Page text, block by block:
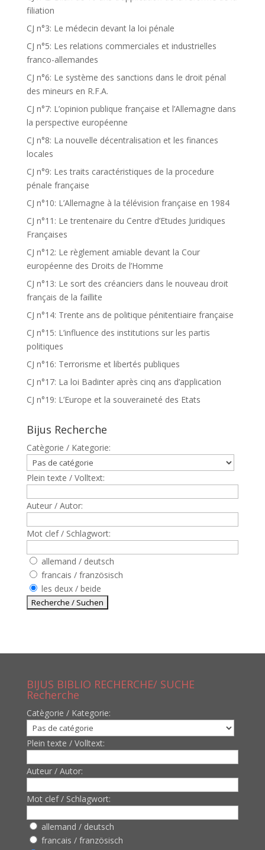
filiation
CJ n°3: Le médecin devant la loi pénale
CJ n°5: Les relations commerciales et industrielles
franco-allemandes
CJ n°6: Le système des sanctions dans le droit pénal
des mineurs en R.F.A.
CJ n°7: L’opinion publique française et l’Allemagne dans
la perspective européenne
CJ n°8: La nouvelle décentralisation et les finances
locales
CJ n°9: Les traits caractéristiques de la procedure
pénale française
CJ n°10: L’Allemagne à la télévision française en 1984
CJ n°11: Le trentenaire du Centre d’Etudes Juridiques
Françaises
CJ n°12: Le règlement amiable devant la Cour
européenne des Droits de l’Homme
CJ n°13: Le sort des créanciers dans le nouveau droit
français de la faillite
CJ n°14: Trente ans de politique pénitentiaire française
CJ n°15: L’influence des institutions sur les partis
politiques
CJ n°16: Terrorisme et libertés publiques
CJ n°17: La loi Badinter après cinq ans d’application
CJ n°19: L’Europe et la souveraineté des Etats
Bijus Recherche
Catègorie / Kategorie:
Plein texte / Volltext:
Auteur / Autor:
Mot clef / Schlagwort:
allemand / deutsch
francais / französisch
les deux / beide
BIJUS BIBLIO RECHERCHE/ SUCHE
Recherche
Catègorie / Kategorie:
Plein texte / Volltext:
Auteur / Autor:
Mot clef / Schlagwort:
allemand / deutsch
francais / französisch